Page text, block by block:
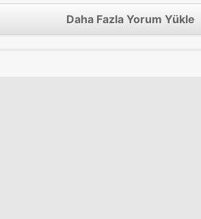
Daha Fazla Yorum Yükle